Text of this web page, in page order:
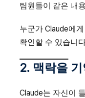
팀원들이 같은 내
누군가 Claude에
확인할 수 있습니
2. 맥락을
Claude는 자신이